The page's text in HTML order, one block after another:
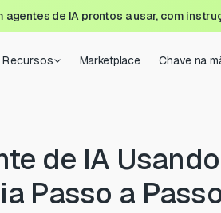
agentes de IA prontos a usar, com
Recursos Marketplace Chave na
de IA
Passo a